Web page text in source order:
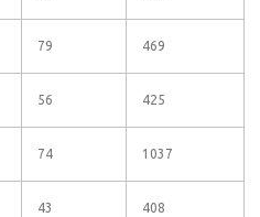
79 469
56 425
74 1037
43 408